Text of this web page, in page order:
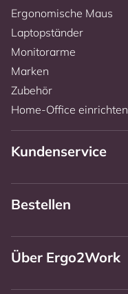
Ergonomische Maus
Laptopständer
Monitorarme
Marken
Zubehör
Home-Office einrichten
Kundenservice
Bestellen
Über Ergo2Work